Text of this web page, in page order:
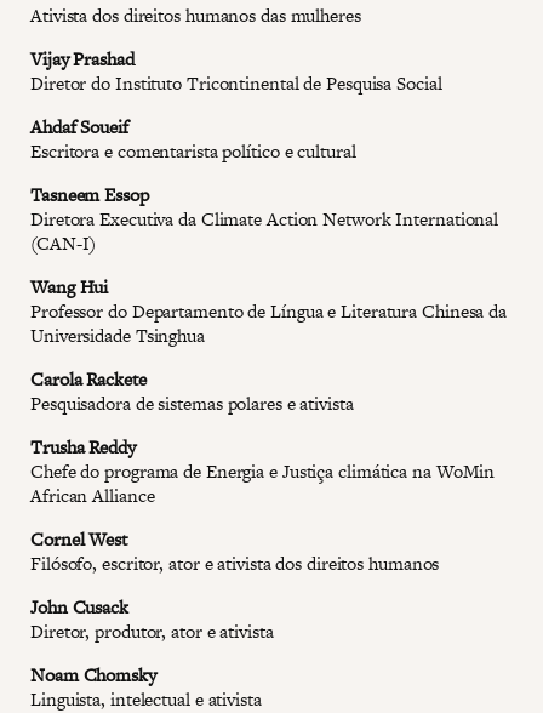
Ativista dos direitos humanos das mulheres
Vijay Prashad
Diretor do Instituto Tricontinental de Pesquisa Social
Ahdaf Soueif
Escritora e comentarista político e cultural
Tasneem Essop
Diretora Executiva da Climate Action Network International
(CAN-I)
Wang Hui
Professor do Departamento de Língua e Literatura Chinesa da
Universidade Tsinghua
Carola Rackete
Pesquisadora de sistemas polares e ativista
Trusha Reddy
Chefe do programa de Energia e Justiça climática na WoMin
African Alliance
Cornel West
Filósofo, escritor, ator e ativista dos direitos humanos
John Cusack
Diretor, produtor, ator e ativista
Noam Chomsky
Linguista, intelectual e ativista